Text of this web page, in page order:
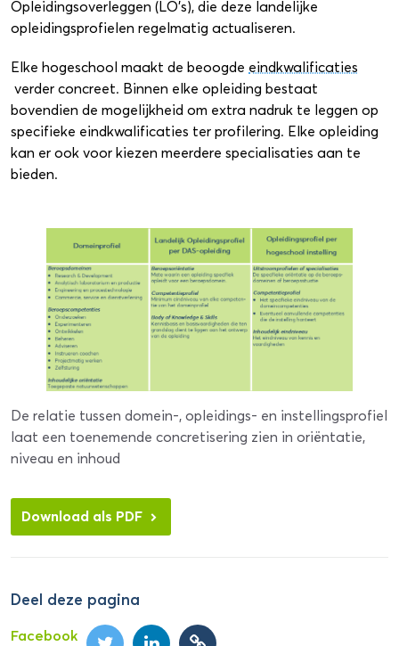
Opleidingsoverleggen (LO’s), die deze landelijke
opleidingsprofielen regelmatig actualiseren.
Elke hogeschool maakt de beoogde eindkwalificaties
verder concreet. Binnen elke opleiding bestaat
bovendien de mogelijkheid om extra nadruk te leggen op
specifieke eindkwalificaties ter profilering. Elke opleiding
kan er ook voor kiezen meerdere specialisaties aan te
bieden.
De relatie tussen domein-, opleidings- en instellingsprofiel
laat een toenemende concretisering zien in oriëntatie,
niveau en inhoud
Download als PDF
Deel deze pagina
Facebook